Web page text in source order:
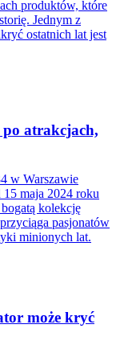
produktów, które
Jednym z
ostatnich lat jest
atrakcjach,
w Warszawie
15 maja 2024 roku
kolekcję
pasjonatów
minionych lat.
może kryć